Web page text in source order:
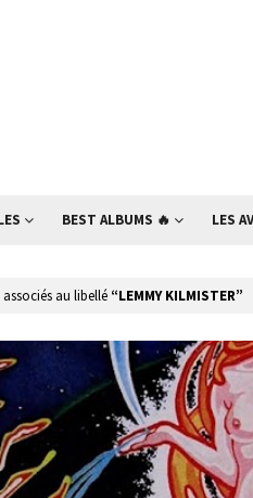
BEST ALBUMS 🔥 LES
au libellé LEMMY KILMISTER